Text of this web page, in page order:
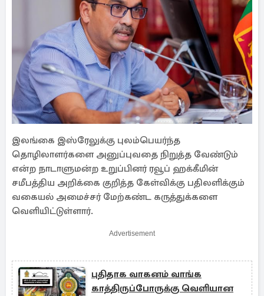
இலங்கை இஸ்ரேலுக்கு புலம்பெயர்ந்த
தொழிலாளர்களை அனுப்புவதை நிறுத்த வேண்டும்
என்ற நாடாளுமன்ற உறுப்பினர் ரவூப் ஹக்கீமின்
சமீபத்திய அறிக்கை குறித்த கேள்விக்கு பதிலளிக்கும்
வகையல் அமைச்சர் மேற்கண்ட கருத்துக்களை
வெளியிட்டுள்ளார்.
Advertisement
புதிதாக வாகனம் வாங்க
காத்திருப்போருக்கு வெளியான